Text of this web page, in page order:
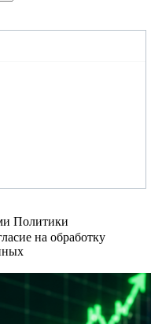
Политики
на обработку